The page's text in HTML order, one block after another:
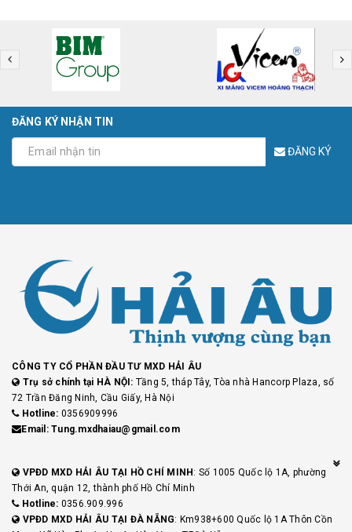
ĐĂNG KÝ NHẬN TIN
ĐĂNG KÝ
CÔNG TY CỔ PHẦN ĐẦU TƯ MXD HẢI ÂU
Trụ sở chính tại HÀ NỘI: Tầng 5, tháp Tây, Tòa nhà Hancorp Plaza, số
72 Trần Đăng Ninh, Cầu Giấy, Hà Nội
Hotline: 0356909996
Email: Tung.mxdhaiau@gmail.com
VPĐD MXD HẢI ÂU TẠI HỒ CHÍ MINH: Số 1005 Quốc lộ 1A, phường
Thới An, quận 12, thành phố Hồ Chí Minh
Hotline: 0356.909.996
VPĐD MXD HẢI ÂU TẠI ĐÀ NẴNG: Km938+600 Quốc lộ 1A Thôn Cồn